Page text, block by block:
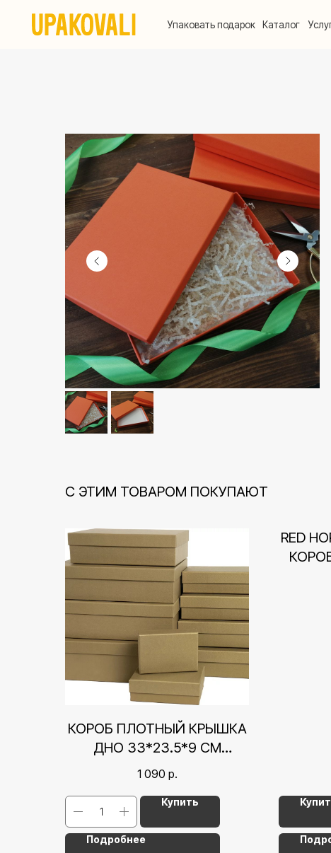
Упаковать подарок Каталог Услуги
С ЭТИМ ТОВАРОМ ПОКУПАЮТ
КОРОБ ПЛОТНЫЙ КРЫШКА
ДНО 33*23.5*9 СМ
ЗОЛОТО
1 090 р.
Купить
Подробнее
RED